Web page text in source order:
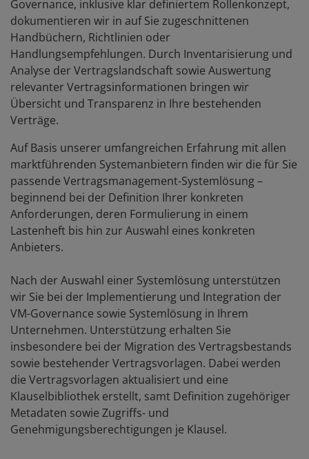
Governance, inklusive klar definiertem Rollenkonzept,
dokumentieren wir in auf Sie zugeschnittenen
Handbüchern, Richtlinien oder
Handlungsempfehlungen. Durch Inventarisierung und
Analyse der Vertragslandschaft sowie Auswertung
relevanter Vertragsinformationen bringen wir
Übersicht und Transparenz in Ihre bestehenden
Verträge.
Auf Basis unserer umfangreichen Erfahrung mit allen
marktführenden Systemanbietern finden wir die für Sie
passende Vertragsmanagement-Systemlösung –
beginnend bei der Definition Ihrer konkreten
Anforderungen, deren Formulierung in einem
Lastenheft bis hin zur Auswahl eines konkreten
Anbieters.
Nach der Auswahl einer Systemlösung unterstützen
wir Sie bei der Implementierung und Integration der
VM-Governance sowie Systemlösung in Ihrem
Unternehmen. Unterstützung erhalten Sie
insbesondere bei der Migration des Vertragsbestands
sowie bestehender Vertragsvorlagen. Dabei werden
die Vertragsvorlagen aktualisiert und eine
Klauselbibliothek erstellt, samt Definition zugehöriger
Metadaten sowie Zugriffs- und
Genehmigungsberechtigungen je Klausel.